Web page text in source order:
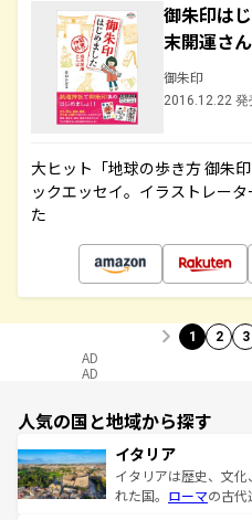
御朱印は
末開運さ
御朱印
2016.12.22 発
大ヒット「地球の歩き方 御朱
ックエッセイ。イラストレー
た
1 2 3
AD
AD
人気の国と地域から探す
イタリア
イタリアは歴史、文
れた国。 ローマの古代